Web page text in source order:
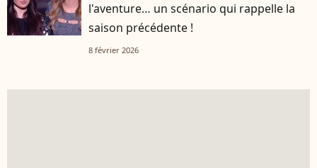
l'aventure… un scénario qui rappelle la
saison précédente !
8 février 2026